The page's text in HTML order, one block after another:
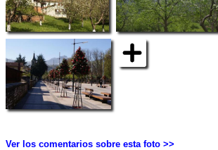
Ver los comentarios sobre esta foto >>